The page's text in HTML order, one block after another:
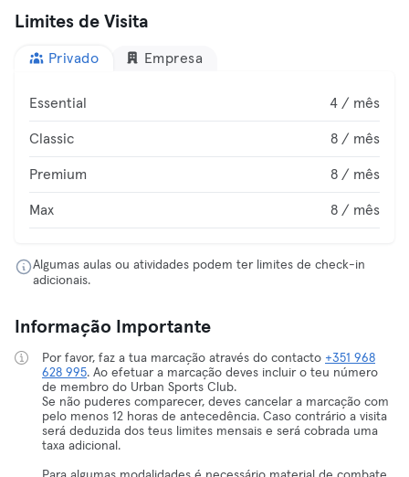
Limites de Visita
Privado Empresa
Essential 4 / mês
Classic 8 / mês
Premium 8 / mês
Max 8 / mês
Algumas aulas ou atividades podem ter limites de check-in
adicionais.
Informação Importante
Por favor, faz a tua marcação através do contacto +351 968
628 995. Ao efetuar a marcação deves incluir o teu número
de membro do Urban Sports Club.
Se não puderes comparecer, deves cancelar a marcação com
pelo menos 12 horas de antecedência. Caso contrário a visita
será deduzida dos teus limites mensais e será cobrada uma
taxa adicional.